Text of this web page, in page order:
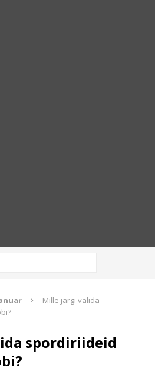
Mille järgi valida
spordiriideid